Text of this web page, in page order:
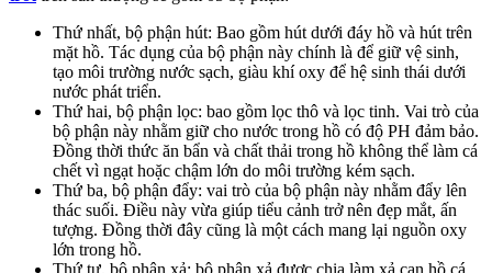
Thứ nhất, bộ phận hút: Bao gồm hút dưới đáy hồ và hút trên
mặt hồ. Tác dụng của bộ phận này chính là để giữ vệ sinh,
tạo môi trường nước sạch, giàu khí oxy để hệ sinh thái dưới
nước phát triển.
Thứ hai, bộ phận lọc: bao gồm lọc thô và lọc tinh. Vai trò của
bộ phận này nhằm giữ cho nước trong hồ có độ PH đảm bảo.
Đồng thời thức ăn bẩn và chất thải trong hồ không thể làm cá
chết vì ngạt hoặc chậm lớn do môi trường kém sạch.
Thứ ba, bộ phận đẩy: vai trò của bộ phận này nhằm đẩy lên
thác suối. Điều này vừa giúp tiểu cảnh trở nên đẹp mắt, ấn
tượng. Đồng thời đây cũng là một cách mang lại nguồn oxy
lớn trong hồ.
Thứ tư, bộ phận xả: bộ phận xả được chia làm xả cạn hồ cá